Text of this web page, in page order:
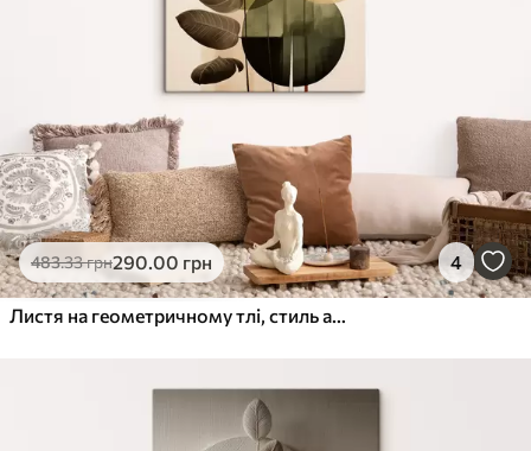
483.33грн290.00 грн 4
Листя на геометричному тлі, стиль абстрактного сучасного мистецтва